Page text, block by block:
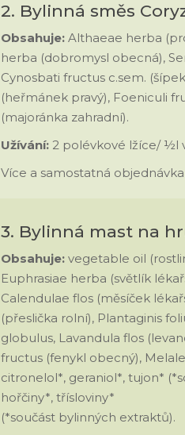
2. Bylinná směs
Obsahuje: Althaeae herba
herba (dobromysl obecná),
Cynosbati fructus c.sem.
(heřmánek pravý), Foeniculi
(majoránka zahradní).
Užívání: 2 polévkové lžíce/ ½l
Více a samostatná objednávka
3. Bylinná mast na
Obsahuje: vegetable oil
Euphrasiae herba (světlík
Calendulae flos (měsíček
(přeslička rolní), Plantaginis
globulus, Lavandula flos
fructus (fenykl obecný),
citronelol*, geraniol*, tujon*
hořčiny*, třísloviny*
(*součást bylinných extraktů).